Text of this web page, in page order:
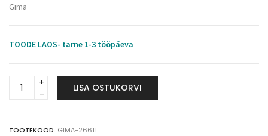
Gima
TOODE LAOS- tarne 1-3 tööpäeva
roostevabast
750
LISA OSTUKORVI
TOOTEKOOD: GIMA-26611